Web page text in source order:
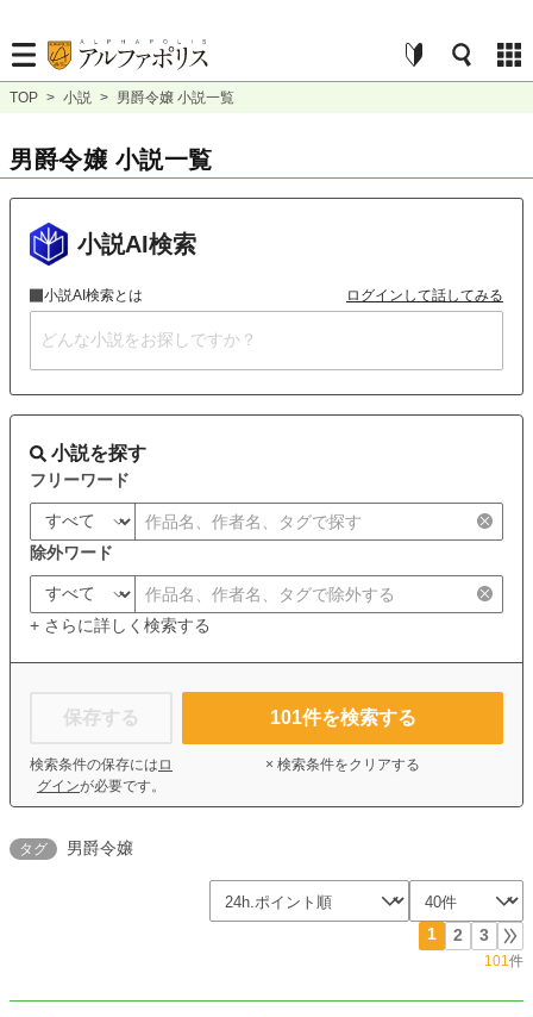
TOP > 小説 > 男爵令嬢 小説一覧
男爵令嬢 小説一覧
小説AI検索
小説AI検索とは ログインして話してみる
小説を探す
フリーワード
除外ワード
+ さらに詳しく検索する
保存する
検索条件の保存には ロ
グインが必要です。
101件を検索する
× 検索条件をクリアする
タグ 男爵令嬢
1 2 3
101件